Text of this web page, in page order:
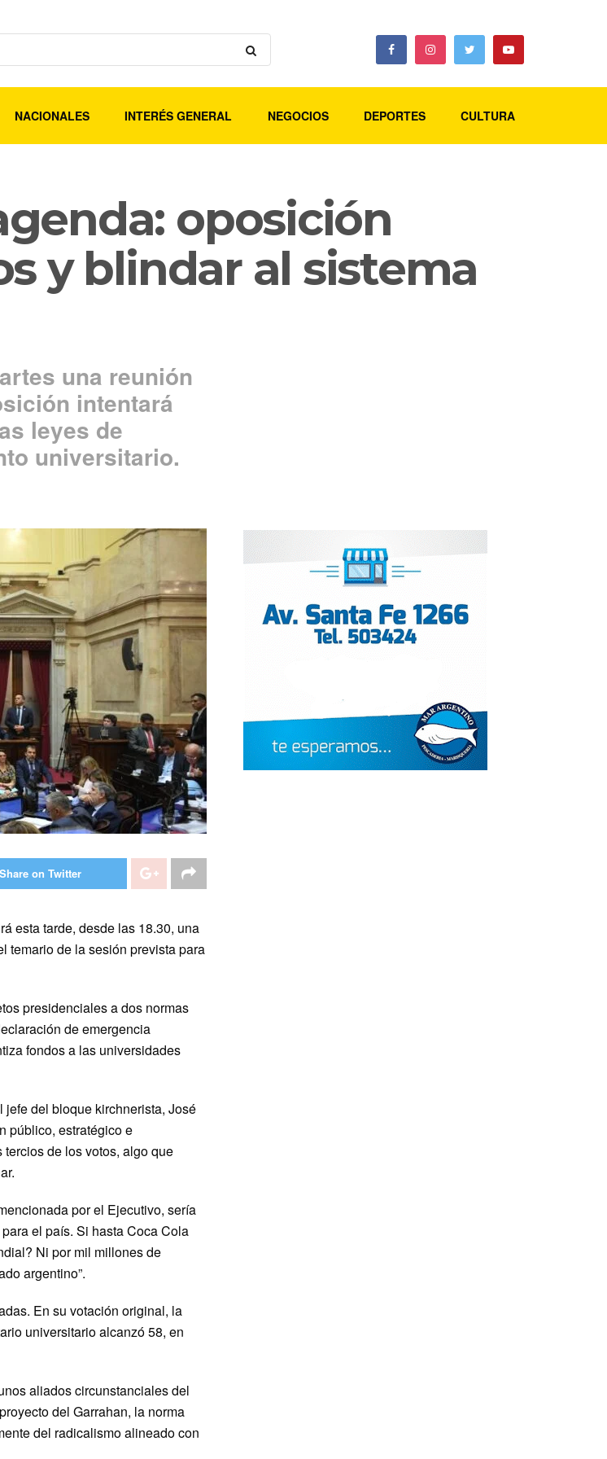
NACIONALES INTERÉS GENERAL NEGOCIOS DEPORTES CULTURA
oposición
y blindar al sistema
una reunión
intentará
leyes de
universitario.
Share on Twitter
esta tarde, desde las 18.30, una
temario de la sesión prevista para
presidenciales a dos normas
de emergencia
fondos a las universidades
del bloque kirchnerista, José
público, estratégico e
de los votos, algo que
por el Ejecutivo, sería
el país. Si hasta Coca Cola
Ni por mil millones de
argentino”.
En su votación original, la
universitario alcanzó 58, en
aliados circunstanciales del
del Garrahan, la norma
del radicalismo alineado con